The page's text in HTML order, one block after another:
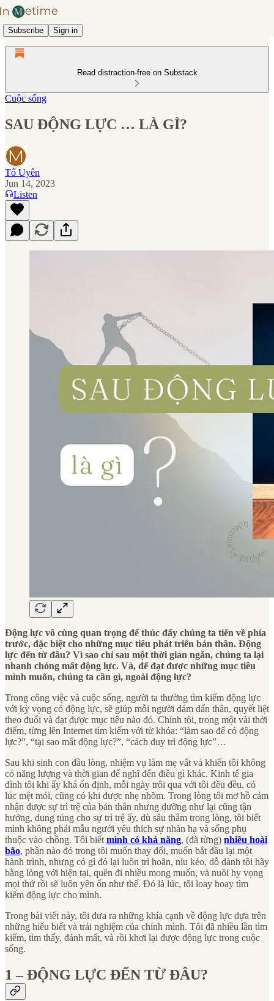
Subscribe Sign in
Read distraction-free on Substack
Cuộc sống
SAU ĐỘNG LỰC … LÀ GÌ?
Tố Uyên
Jun 14, 2023
Listen
Động lực vô cùng quan trọng để thúc đẩy chúng ta tiến về phía
trước, đặc biệt cho những mục tiêu phát triển bản thân. Động
lực đến từ đâu? Vì sao chỉ sau một thời gian ngắn, chúng ta lại
nhanh chóng mất động lực. Và, để đạt được những mục tiêu
mình muốn, chúng ta cần gì, ngoài động lực?
Trong công việc và cuộc sống, người ta thường tìm kiếm động lực
với kỳ vọng có động lực, sẽ giúp mỗi người dám dấn thân, quyết liệt
theo đuổi và đạt được mục tiêu nào đó. Chính tôi, trong một vài thời
điểm, từng lên Internet tìm kiếm với từ khóa: “làm sao để có động
lực?”, “tại sao mất động lực?”, “cách duy trì động lực”…
Sau khi sinh con đầu lòng, nhiệm vụ làm mẹ vất vả khiến tôi không
có năng lượng và thời gian để nghĩ đến điều gì khác. Kinh tế gia
đình tôi khi ấy khá ổn định, mỗi ngày trôi qua với tôi đều đều, có
lúc mệt mỏi, cũng có khi được nhẹ nhõm. Trong lòng tôi mơ hồ cảm
nhận được sự trì trệ của bản thân nhưng dưỡng như lại cũng tận
hưởng, dung túng cho sự trì trệ ấy, dù sâu thẳm trong lòng, tôi biết
mình không phải mẫu người yêu thích sự nhàn hạ và sống phụ
thuộc vào chồng. Tôi biết mình có khả năng, (đã từng) nhiều hoài
bão, phần nào đó trong tôi muốn thay đổi, muốn bắt đầu lại một
hành trình, nhưng có gì đó lại luôn trì hoãn, níu kéo, dỗ dành tôi hãy
bằng lòng với hiện tại, quên đi nhiều mong muốn, và nuôi hy vọng
mọi thứ rồi sẽ luôn yên ổn như thế. Đó là lúc, tôi loay hoay tìm
kiếm động lực cho mình.
Trong bài viết này, tôi đưa ra những khía cạnh về động lực dựa trên
những hiểu biết và trải nghiệm của chính mình. Tôi đã nhiều lần tìm
kiếm, tìm thấy, đánh mất, và rồi khơi lại được động lực trong cuộc
sống.
1 – ĐỘNG LỰC ĐẾN TỪ ĐÂU?